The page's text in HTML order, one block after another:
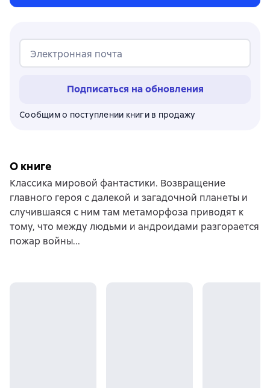
Электронная почта
Подписаться на обновления
Сообщим о поступлении книги в продажу
О книге
Классика мировой фантастики. Возвращение
главного героя с далекой и загадочной планеты и
случившаяся с ним там метаморфоза приводят к
тому, что между людьми и андроидами разгорается
пожар войны...